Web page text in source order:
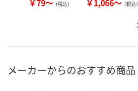
（税込） （税込）
メーカーからのおすすめ商品